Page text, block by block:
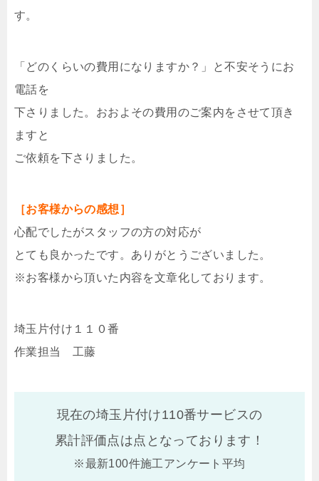
す。
「どのくらいの費用になりますか？」と不安そうにお
電話を
下さりました。おおよその費用のご案内をさせて頂き
ますと
ご依頼を下さりました。
［お客様からの感想］
心配でしたがスタッフの方の対応が
とても良かったです。ありがとうございました。
※お客様から頂いた内容を文章化しております。
埼玉片付け１１０番
作業担当 工藤
現在の埼玉片付け110番サービスの
累計評価点は点となっております！
※最新100件施工アンケート平均